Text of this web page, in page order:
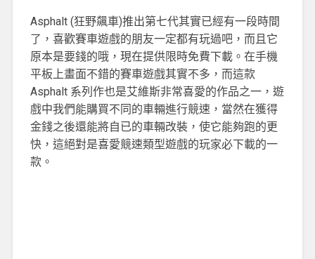
Asphalt (狂野飆車)推出第七代其實已經有一段時間
了，喜歡賽車遊戲的朋友一定都有玩過吧，而且它
原本是要錢的哦，現在提供限時免費下載。在手機
平板上畫面不錯的賽車遊戲其實不多，而這款
Asphalt 系列作也是艾維斯非常喜愛的作品之一，遊
戲中我們能購買不同的車輛進行競速，當然在獲得
金錢之後還能將自已的車輛改裝，使它能夠跑的更
快，這絕對是喜愛競速類型遊戲的玩家必下載的一
款。